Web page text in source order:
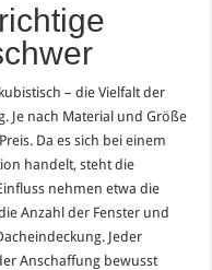
– die Vielfalt der
Je nach Material und Größe
Da es sich bei einem
handelt, steht die
nehmen etwa die
Anzahl der Fenster und
Jeder
Anschaffung bewusst